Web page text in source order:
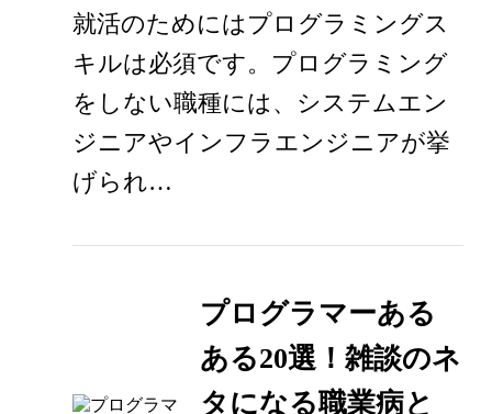
就活のためにはプログラミングス
キルは必須です。プログラミング
をしない職種には、システムエン
ジニアやインフラエンジニアが挙
げられ…
プログラマーある
ある20選！雑談のネ
タになる職業病と